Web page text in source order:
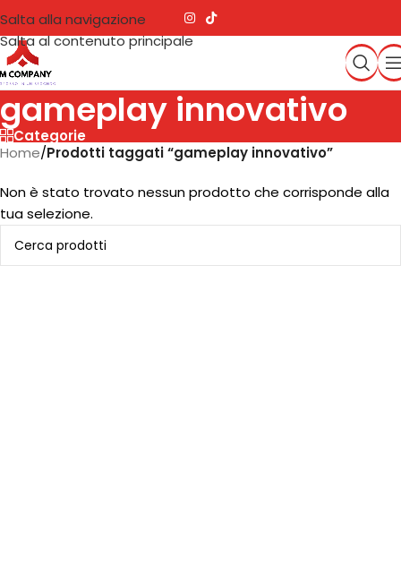
Salta alla navigazione
Salta al contenuto principale
gameplay innovativo
Categorie
Home/Prodotti taggati “gameplay innovativo”
Non è stato trovato nessun prodotto che corrisponde alla
tua selezione.